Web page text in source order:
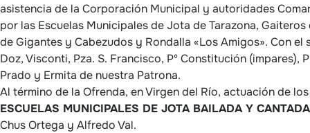
asistencia de la Corporación Municipal y autoridades
por las Escuelas Municipales de Jota de Tarazona, Gaiteros
de Gigantes y Cabezudos y Rondalla «Los Amigos». Con
Doz, Visconti, Pza. S. Francisco, Pº Constitución (impares),
Prado y Ermita de nuestra Patrona.
Al término de la Ofrenda, en Virgen del Río, actuación de
ESCUELAS MUNICIPALES DE JOTA BAILADA Y CANTADA
Chus Ortega y Alfredo Val.